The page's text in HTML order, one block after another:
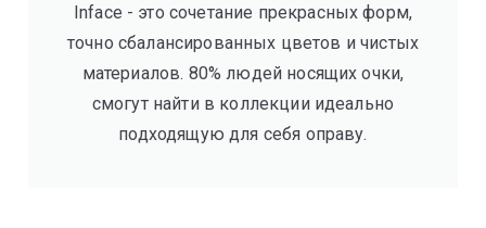
Inface - это сочетание прекрасных форм,
точно сбалансированных цветов и чистых
материалов. 80% людей носящих очки,
смогут найти в коллекции идеально
подходящую для себя оправу.